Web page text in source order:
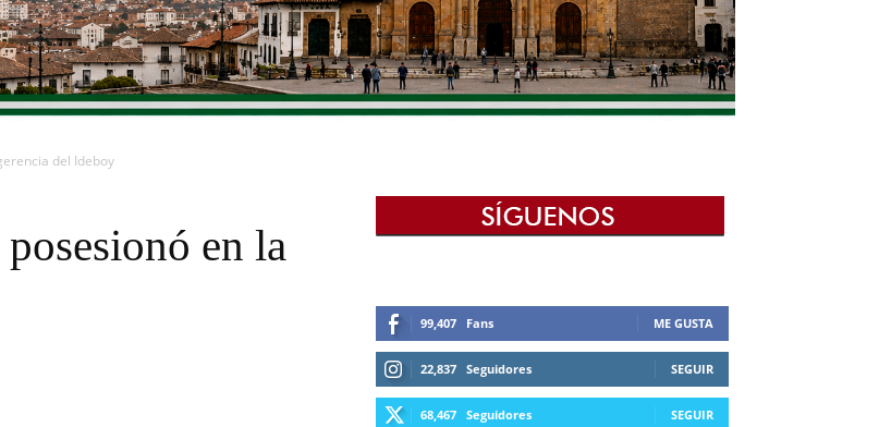
del Ideboy
en la
99,407 Fans ME GUSTA
22,837 Seguidores SEGUIR
68,467 Seguidores SEGUIR